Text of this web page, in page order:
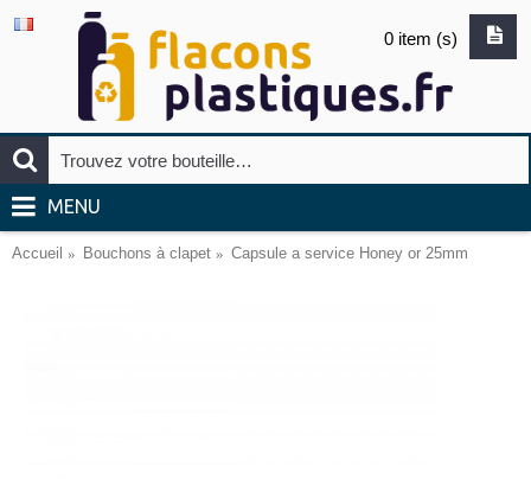
0 item (s)
MENU
Accueil Bouchons à clapet Capsule a service Honey or 25mm